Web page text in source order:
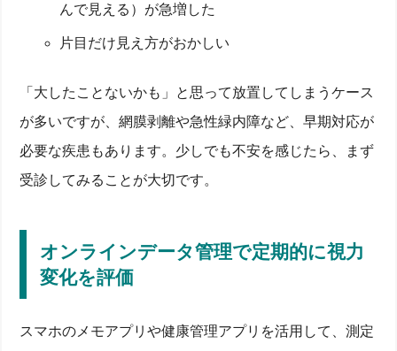
んで見える）が急増した
片目だけ見え方がおかしい
「大したことないかも」と思って放置してしまうケース
が多いですが、網膜剥離や急性緑内障など、早期対応が
必要な疾患もあります。少しでも不安を感じたら、まず
受診してみることが大切です。
オンラインデータ管理で定期的に視力
変化を評価
スマホのメモアプリや健康管理アプリを活用して、測定